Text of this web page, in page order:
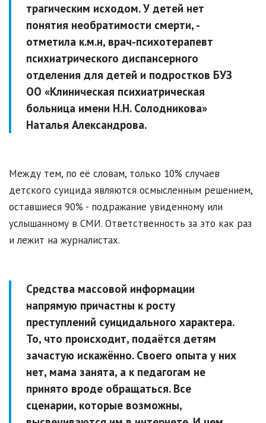
трагическим исходом. У детей нет
понятия необратимости смерти, -
отметила к.м.н, врач-психотерапевт
психиатрического диспансерного
отделения для детей и подростков БУЗ
ОО «Клиническая психиатрическая
больница имени Н.Н. Солодникова»
Наталья Александрова.
Между тем, по её словам, только 10% случаев
детского суицида являются осмысленным решением,
оставшиеся 90% - подражание увиденному или
услышанному в СМИ. Ответственность за это как раз
и лежит на журналистах.
Средства массовой информации
напрямую причастны к росту
преступлений суицидального характера.
То, что происходит, подаётся детям
зачастую искажённо. Своего опыта у них
нет, мама занята, а к педагогам не
принято вроде обращаться. Все
сценарии, которые возможны,